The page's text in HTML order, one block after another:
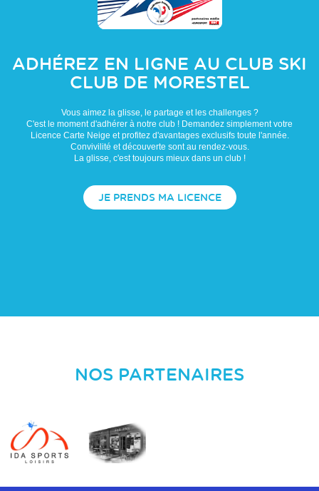
ADHÉREZ EN LIGNE AU CLUB SKI
CLUB DE MORESTEL
Vous aimez la glisse, le partage et les challenges ?
C'est le moment d'adhérer à notre club ! Demandez simplement votre
Licence Carte Neige et profitez d'avantages exclusifs toute l'année.
Convivilité et découverte sont au rendez-vous.
La glisse, c'est toujours mieux dans un club !
JE PRENDS MA LICENCE
NOS PARTENAIRES